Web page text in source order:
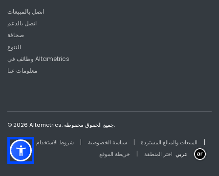
اتصل بالمبيعات
اتصل بالدعم
صحافة
التنوع
وظائف في Altametrics
معلومات عنا
© 2026 Altametrics. جميع الحقوق محفوظة.
شروط الاستخدام | سياسة الخصوصية | المبيعات والمبالغ المستردة |
خريطة الموقع | اختر المنطقة عربي